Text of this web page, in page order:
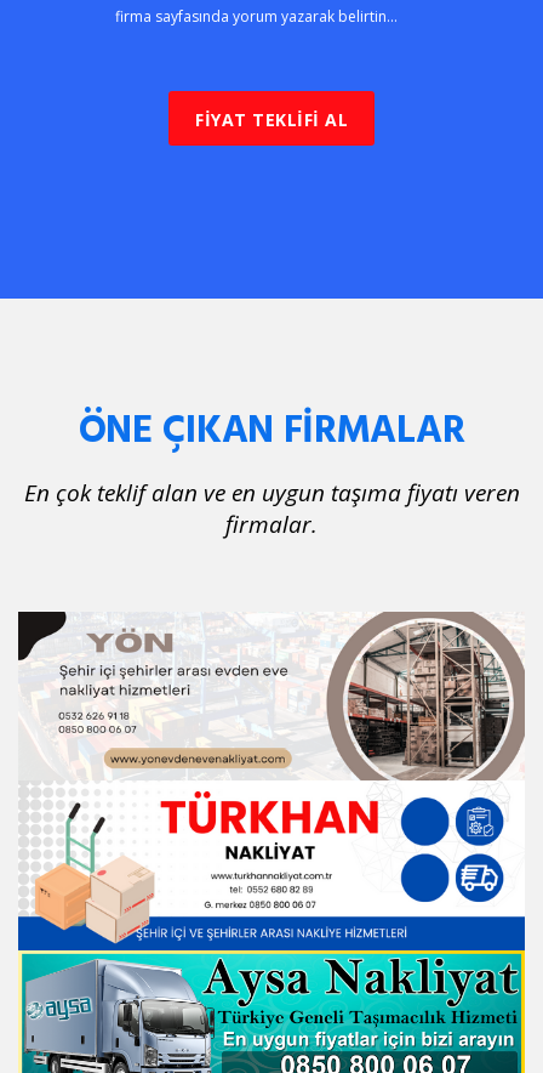
firma sayfasında yorum yazarak belirtin...
FİYAT TEKLİFİ AL
ÖNE ÇIKAN FİRMALAR
En çok teklif alan ve en uygun taşıma fiyatı veren
firmalar.